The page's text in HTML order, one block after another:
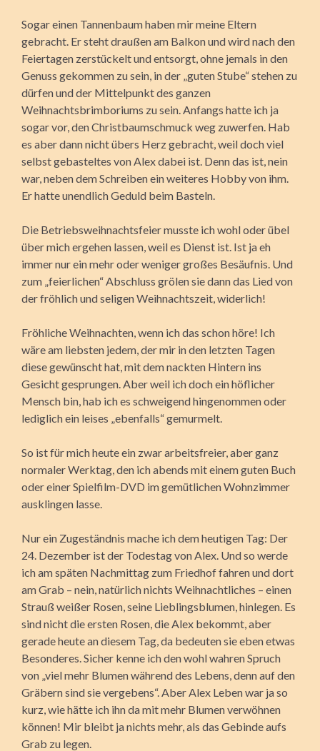
Sogar einen Tannenbaum haben mir meine Eltern
gebracht. Er steht draußen am Balkon und wird nach den
Feiertagen zerstückelt und entsorgt, ohne jemals in den
Genuss gekommen zu sein, in der „guten Stube“ stehen zu
dürfen und der Mittelpunkt des ganzen
Weihnachtsbrimboriums zu sein. Anfangs hatte ich ja
sogar vor, den Christbaumschmuck weg zuwerfen. Hab
es aber dann nicht übers Herz gebracht, weil doch viel
selbst gebasteltes von Alex dabei ist. Denn das ist, nein
war, neben dem Schreiben ein weiteres Hobby von ihm.
Er hatte unendlich Geduld beim Basteln.
Die Betriebsweihnachtsfeier musste ich wohl oder übel
über mich ergehen lassen, weil es Dienst ist. Ist ja eh
immer nur ein mehr oder weniger großes Besäufnis. Und
zum „feierlichen“ Abschluss grölen sie dann das Lied von
der fröhlich und seligen Weihnachtszeit, widerlich!
Fröhliche Weihnachten, wenn ich das schon höre! Ich
wäre am liebsten jedem, der mir in den letzten Tagen
diese gewünscht hat, mit dem nackten Hintern ins
Gesicht gesprungen. Aber weil ich doch ein höflicher
Mensch bin, hab ich es schweigend hingenommen oder
lediglich ein leises „ebenfalls“ gemurmelt.
So ist für mich heute ein zwar arbeitsfreier, aber ganz
normaler Werktag, den ich abends mit einem guten Buch
oder einer Spielfilm-DVD im gemütlichen Wohnzimmer
ausklingen lasse.
Nur ein Zugeständnis mache ich dem heutigen Tag: Der
24. Dezember ist der Todestag von Alex. Und so werde
ich am späten Nachmittag zum Friedhof fahren und dort
am Grab – nein, natürlich nichts Weihnachtliches – einen
Strauß weißer Rosen, seine Lieblingsblumen, hinlegen. Es
sind nicht die ersten Rosen, die Alex bekommt, aber
gerade heute an diesem Tag, da bedeuten sie eben etwas
Besonderes. Sicher kenne ich den wohl wahren Spruch
von „viel mehr Blumen während des Lebens, denn auf den
Gräbern sind sie vergebens“. Aber Alex Leben war ja so
kurz, wie hätte ich ihn da mit mehr Blumen verwöhnen
können! Mir bleibt ja nichts mehr, als das Gebinde aufs
Grab zu legen.